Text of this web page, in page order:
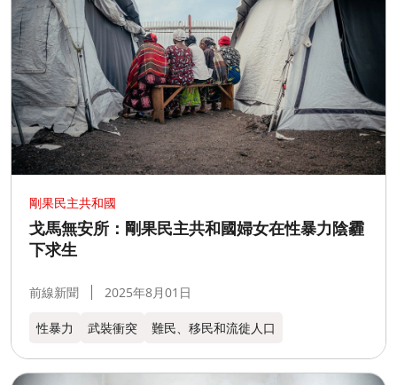
剛果民主共和國
戈馬無安所：剛果民主共和國婦女在性暴力陰霾
下求生
前線新聞 2025年8月01日
性暴力 武裝衝突 難民、移民和流徙人口